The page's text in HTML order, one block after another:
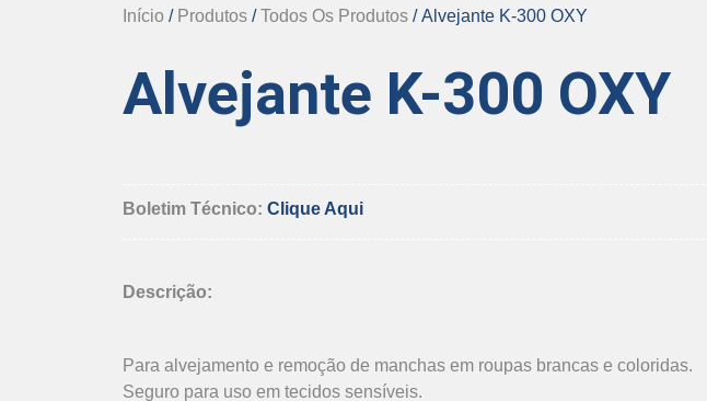
Início / Produtos /Todos Os Produtos / Alvejante K-300 OXY
Alvejante K-300 OXY
Boletim Técnico: Clique Aqui
Descrição:
Para alvejamento e remoção de manchas em roupas brancas e coloridas.
Seguro para uso em tecidos sensíveis.